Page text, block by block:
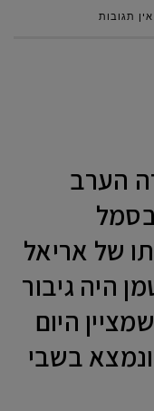
אין תגובות
הערב
בסמל
של אריאל
היה גיבור
היום
בשבי